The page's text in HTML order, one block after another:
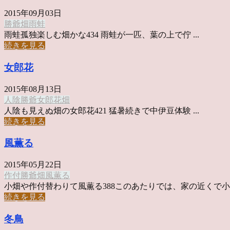
2015年09月03日
勝爺畑雨蛙
雨蛙孤独楽しむ畑かな434 雨蛙が一匹、葉の上で佇 ...
続きを見る
女郎花
2015年08月13日
人陰 勝爺女郎花畑
人陰も見えぬ畑の女郎花421 猛暑続きで中伊豆体験 ...
続きを見る
風薫る
2015年05月22日
作付 勝爺畑 風薫る
小畑や作付替わりて風薫る388このあたりでは、家の近くで
続きを見る
冬鳥